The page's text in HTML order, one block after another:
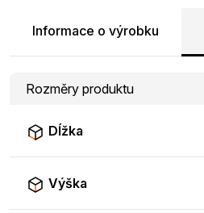
Informace o výrobku
Rozměry produktu
Dĺžka
Výška